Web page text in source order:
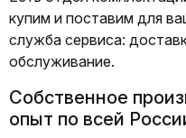
купим и поставим для
служба сервиса:
обслуживание.
Собственное
опыт по всей